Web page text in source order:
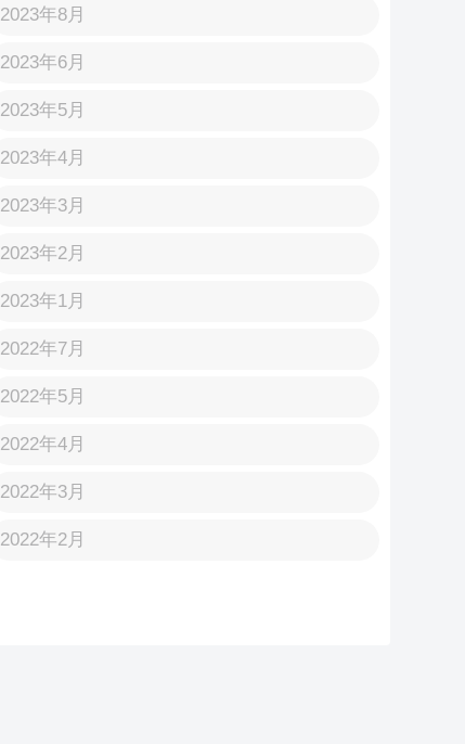
2023年8月
2023年6月
2023年5月
2023年4月
2023年3月
2023年2月
2023年1月
2022年7月
2022年5月
2022年4月
2022年3月
2022年2月